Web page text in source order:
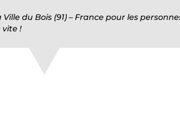
du Bois (91) – France pour les
vite !